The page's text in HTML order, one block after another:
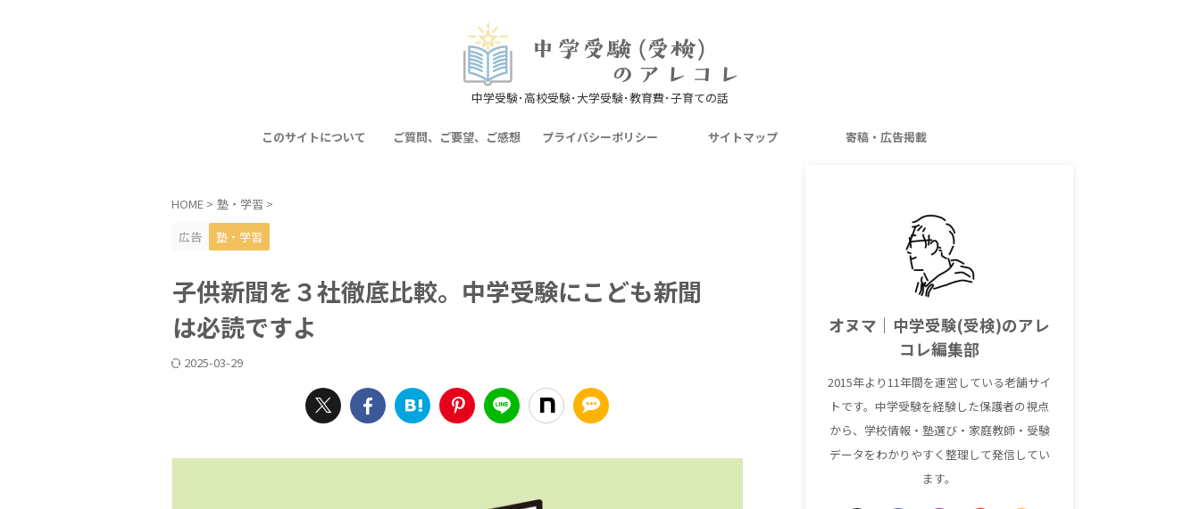
中学受験･高校受験･大学受験･教育費･子育ての話
このサイトについて ご質問、ご要望、ご感想 プライバシーポリシー サイトマップ 寄稿・広告掲載
HOME > 塾・学習 >
広告
塾・学習
子供新聞を３社徹底比較。中学受験にこども新聞
は必読ですよ
2025-03-29
オヌマ｜中学受験(受検)のアレ
コレ編集部
2015年より11年間を運営している老舗サイ
トです。中学受験を経験した保護者の視点
から、学校情報・塾選び・家庭教師・受験
データをわかりやすく整理して発信してい
ます。